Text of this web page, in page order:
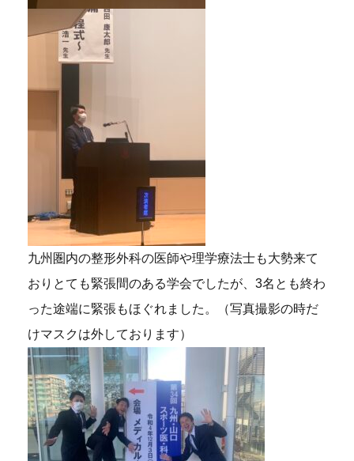
九州圏内の整形外科の医師や理学療法士も大勢来て
おりとても緊張間のある学会でしたが、3名とも終わ
った途端に緊張もほぐれました。（写真撮影の時だ
けマスクは外しております）